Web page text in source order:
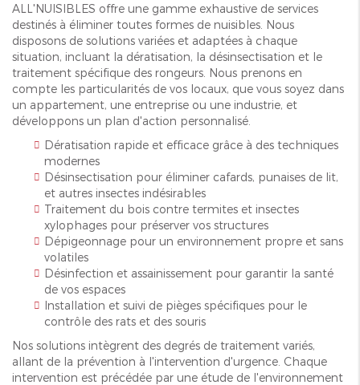
ALL'NUISIBLES offre une gamme exhaustive de services
destinés à éliminer toutes formes de nuisibles. Nous
disposons de solutions variées et adaptées à chaque
situation, incluant la dératisation, la désinsectisation et le
traitement spécifique des rongeurs. Nous prenons en
compte les particularités de vos locaux, que vous soyez dans
un appartement, une entreprise ou une industrie, et
développons un plan d'action personnalisé.
Dératisation rapide et efficace grâce à des techniques
modernes
Désinsectisation pour éliminer cafards, punaises de lit,
et autres insectes indésirables
Traitement du bois contre termites et insectes
xylophages pour préserver vos structures
Dépigeonnage pour un environnement propre et sans
volatiles
Désinfection et assainissement pour garantir la santé
de vos espaces
Installation et suivi de pièges spécifiques pour le
contrôle des rats et des souris
Nos solutions intègrent des degrés de traitement variés,
allant de la prévention à l'intervention d'urgence. Chaque
intervention est précédée par une étude de l'environnement